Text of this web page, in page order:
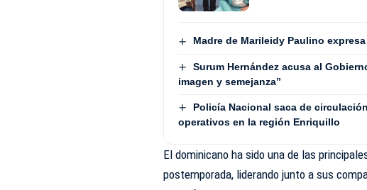
Madre de Marileidy Paulino
Surum Hernández acusa al
imagen y semejanza”
Policía Nacional saca de
operativos en la región Enriquillo
El dominicano ha sido una de las
postemporada, liderando junto a sus